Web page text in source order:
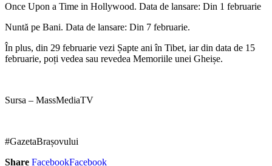
Once Upon a Time in Hollywood. Data de lansare: Din 1 februarie
Nuntă pe Bani. Data de lansare: Din 7 februarie.
În plus, din 29 februarie vezi Șapte ani în Tibet, iar din data de 15
februarie, poți vedea sau revedea Memoriile unei Gheișe.
Sursa – MassMediaTV
#GazetaBrașovului
Share FacebookFacebook